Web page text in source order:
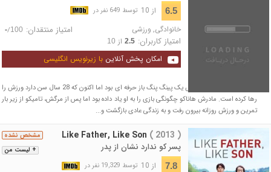
6.5 از 10 توسط 649 نفر در
خانوادگی, ورزشی امتیاز منتقدان: -/100
امتیاز کاربران: 2.5از 10
امکان پخش آنلاین با زیرنویس انگلیسی
تامیکو در دوران کودکی اش یک پینگ پنگ باز حرفه ای بود اما اکنون که 28 سال سن دارد ورزش را
رها کرده است. مادرش هاناکو چگونگی بازی را به او یاد داده بود اما پس از مرگش، تامیکو از زیر بار
تمرین و ورزش روزانه بیرون رفت و به زندگی عادی بازگشت و...
+ لیست من
مشخص نشده Like Father, Like Son ( 2013 )
پسر کو ندارد نشان از پدر
7.8 از 10 توسط 19,329 نفر در